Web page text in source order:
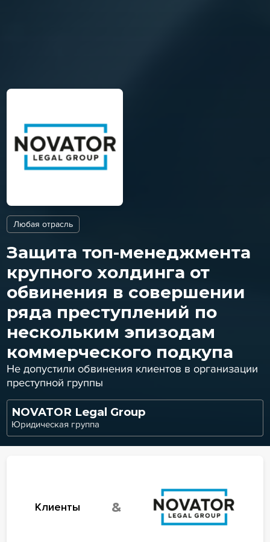
Любая отрасль
Защита топ-менеджмента
крупного холдинга от
обвинения в совершении
ряда преступлений по
нескольким эпизодам
коммерческого подкупа
Не допустили обвинения клиентов в организации
преступной группы
NOVATOR Legal Group
Юридическая группа
Клиенты &